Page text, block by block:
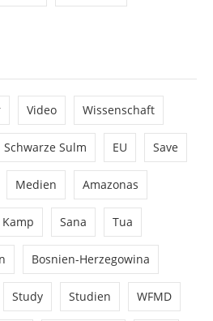
Video Wissenschaft
Schwarze Sulm EU Save
Medien Amazonas
Kamp Sana Tua
Bosnien-Herzegowina
Study Studien WFMD